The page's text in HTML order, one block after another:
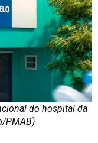
do hospital da
PMAB)